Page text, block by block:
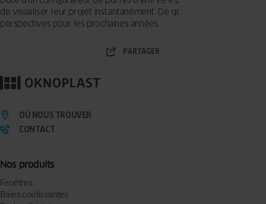
de visualiser leur projet instantanément. De quoi garantir de belles
perspectives pour les prochaines années.
PARTAGER
Nos produits
Fenêtres
Baies coulissantes
OÙ NOUS TROUVER
CONTACT